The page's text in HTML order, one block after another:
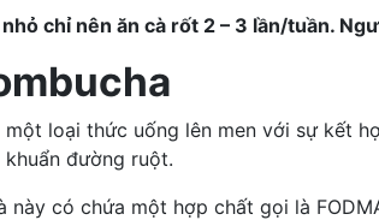
chỉ nên ăn cà rốt 2 – 3 lần/tuần.
một loại thức uống lên men với sự kết
đường ruột.
này có chứa một hợp chất gọi là